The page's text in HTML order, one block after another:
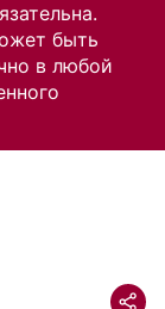
быть
в любой